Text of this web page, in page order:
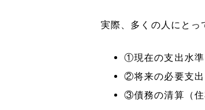
実際、多くの人にとっ
①現在の支出水準
②将来の必要支出
③債務の清算（住